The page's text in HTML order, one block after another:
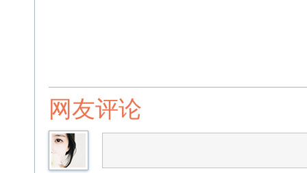
网友评论